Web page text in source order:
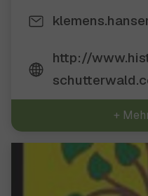
http://
+